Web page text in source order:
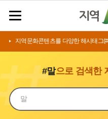
지역문화콘텐츠를 다양한 해시태그
#말으로 검색한